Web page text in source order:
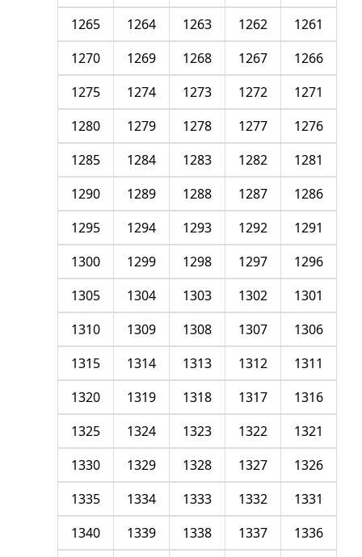
1261
1262
1263
1264
1265
1266
1267
1268
1269
1270
1271
1272
1273
1274
1275
1276
1277
1278
1279
1280
1281
1282
1283
1284
1285
1286
1287
1288
1289
1290
1291
1292
1293
1294
1295
1296
1297
1298
1299
1300
1301
1302
1303
1304
1305
1306
1307
1308
1309
1310
1311
1312
1313
1314
1315
1316
1317
1318
1319
1320
1321
1322
1323
1324
1325
1326
1327
1328
1329
1330
1331
1332
1333
1334
1335
1336
1337
1338
1339
1340